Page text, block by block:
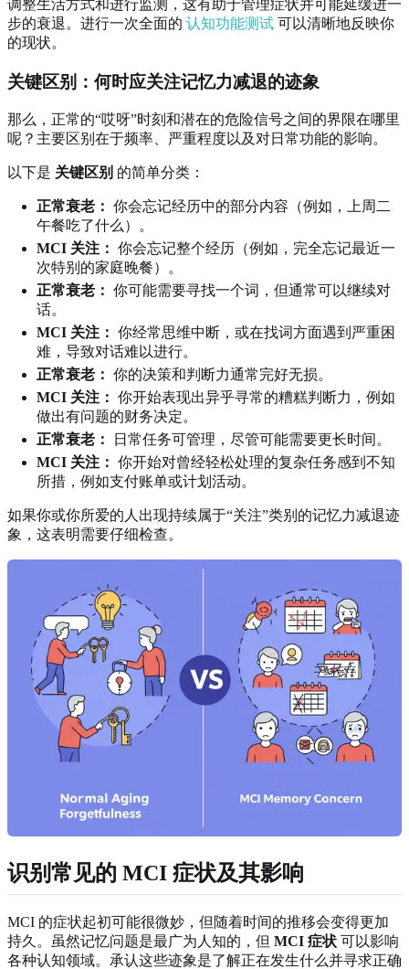
调整生活方式和进行监测，这有助于管理症状并可能延缓进一
步的衰退。进行一次全面的 认知功能测试 可以清晰地反映你
的现状。
关键区别：何时应关注记忆力减退的迹象
那么，正常的“哎呀”时刻和潜在的危险信号之间的界限在哪里
呢？主要区别在于频率、严重程度以及对日常功能的影响。
以下是 关键区别 的简单分类：
正常衰老： 你会忘记经历中的部分内容（例如，上周二
午餐吃了什么）。
MCI 关注： 你会忘记整个经历（例如，完全忘记最近一
次特别的家庭晚餐）。
正常衰老： 你可能需要寻找一个词，但通常可以继续对
话。
MCI 关注： 你经常思维中断，或在找词方面遇到严重困
难，导致对话难以进行。
正常衰老： 你的决策和判断力通常完好无损。
MCI 关注： 你开始表现出异乎寻常的糟糕判断力，例如
做出有问题的财务决定。
正常衰老：
日常任务可管理，尽管可能需要更长时间。
MCI 关注： 你开始对曾经轻松处理的复杂任务感到不知
所措，例如支付账单或计划活动。
如果你或你所爱的人出现持续属于“关注”类别的记忆力减退迹
象，这表明需要仔细检查。
识别常见的 MCI 症状及其影响
MCI 的症状起初可能很微妙，但随着时间的推移会变得更加
持久。虽然记忆问题是最广为人知的，但 MCI 症状 可以影响
各种认知领域。承认这些迹象是了解正在发生什么并寻求正确